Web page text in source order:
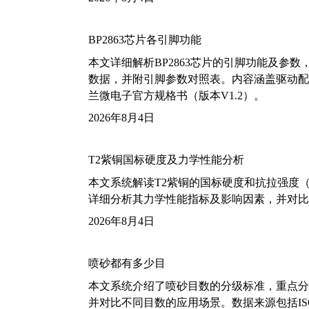
BP2863芯片各引脚功能
本文详细解析BP2863芯片的引脚功能及参
数据，并附引脚参数对照表。内容涵盖驱动
兰微电子官方规格书（版本V1.2）。
2026年8月4日
T2紫铜国标硬度及力学性能分析
本文系统解读T2紫铜的国标硬度和抗拉强度
详细分析其力学性能指标及影响因素，并对
2026年8月4日
喷砂都有多少目
本文系统介绍了喷砂目数的分级标准，重点
并对比不同目数的应用场景。数据来源包括